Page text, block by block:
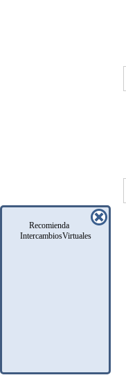
Recomienda
IntercambiosVirtuales